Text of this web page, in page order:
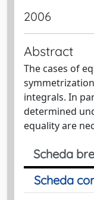
2006
Abstract
The cases of
integrals. In
determined
equality are
Scheda
Scheda